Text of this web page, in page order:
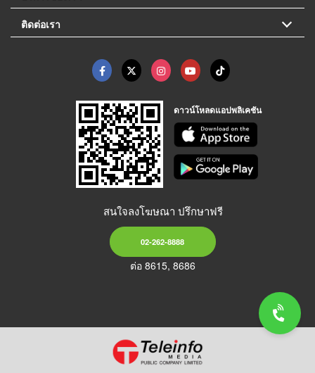
ติดต่อเรา
ดาวน์โหลดแอปพลิเคชัน
สนใจลงโฆษณา ปรึกษาฟรี
02-262-8888
ต่อ 8615, 8686